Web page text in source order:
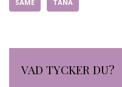
SAME TANA
VAD TYCKER DU?